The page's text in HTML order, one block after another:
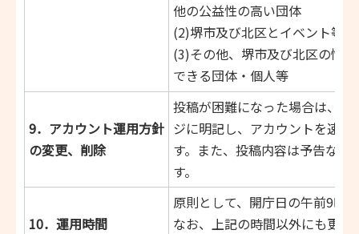
他の公益性の高い団体
(2)堺市及び北区とイベント等
(3)その他、堺市及び北区の情
できる団体・個人等
9．アカウント運用方針
の変更、削除
投稿が困難になった場合は、
ジに明記し、アカウントを速
す。また、投稿内容は予告なく
す。
10．運用時間
原則として、開庁日の午前9時
なお、上記の時間以外にも更